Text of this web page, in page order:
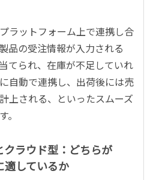
ラットフォーム上で連携し合
品の受注情報が入力される
てられ、在庫が不足していれ
自動で連携し、出荷後には売
上される、といったスムーズ
クラウド型：どちらが
適しているか